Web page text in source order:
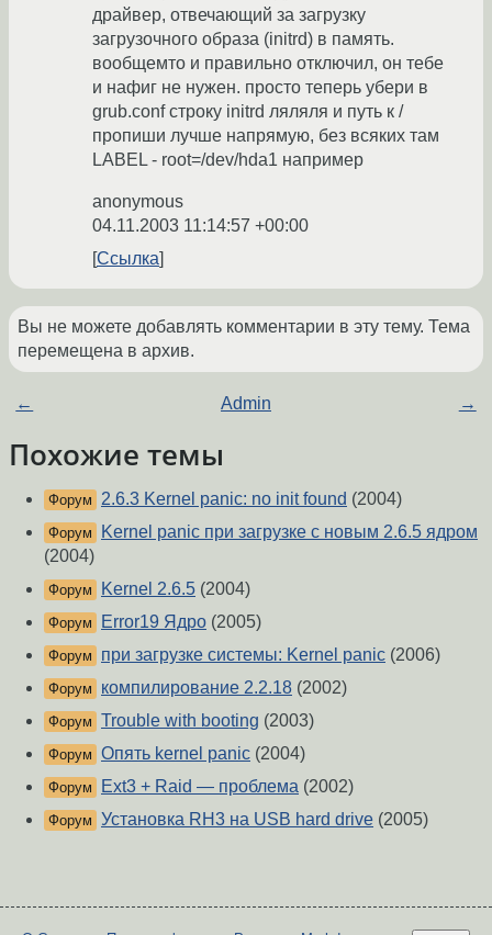
драйвер, отвечающий за загрузку
загрузочного образа (initrd) в память.
вообщемто и правильно отключил, он тебе
и нафиг не нужен. просто теперь убери в
grub.conf строку initrd ляляля и путь к /
пропиши лучше напрямую, без всяких там
LABEL - root=/dev/hda1 например
anonymous
04.11.2003 11:14:57 +00:00
Ссылка
Вы не можете добавлять комментарии в эту тему. Тема
перемещена в архив.
← Admin →
Похожие темы
Форум 2.6.3 Kernel panic: no init found (2004)
Форум
Kernel panic при загрузке с новым 2.6.5 ядром
(2004)
Форум Kernel 2.6.5 (2004)
Форум Error19 Ядро (2005)
Форум при загрузке системы: Kernel panic (2006)
Форум компилирование 2.2.18 (2002)
Форум Trouble with booting (2003)
Форум Опять kernel panic (2004)
Форум Ext3 + Raid — проблема (2002)
Форум Установка RH3 на USB hard drive (2005)